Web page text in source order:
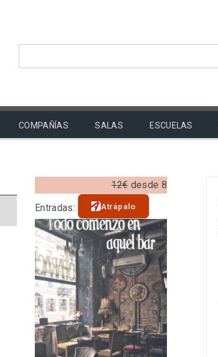
COMPAÑÍAS SALAS ESCUELAS
12€desde 8
Entradas:
Atrápalo